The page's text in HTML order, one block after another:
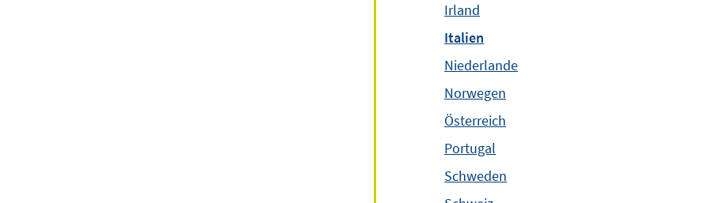
Irland
Italien
Niederlande
Norwegen
Österreich
Portugal
Schweden